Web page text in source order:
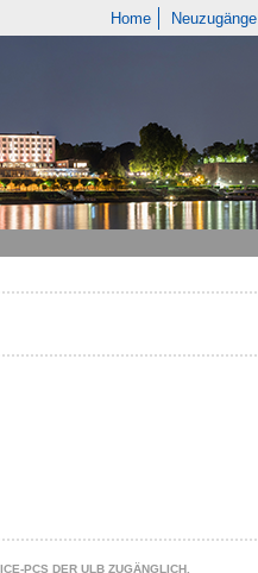
Home Neuzugänge
PCS DER ULB ZUGÄNGLICH.